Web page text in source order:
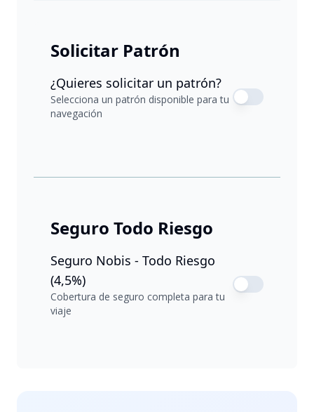
Solicitar Patrón
¿Quieres solicitar un patrón?
Selecciona un patrón disponible para tu
navegación
Seguro Todo Riesgo
Seguro Nobis - Todo Riesgo
(4,5%)
Cobertura de seguro completa para tu
viaje